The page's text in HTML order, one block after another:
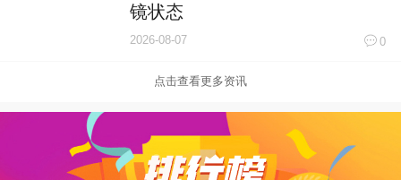
镜状态
2026-08-07 0
点击查看更多资讯